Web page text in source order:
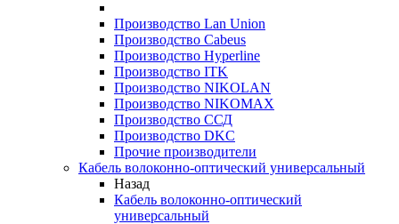
Производство Lan Union
Производство Cabeus
Производство Hyperline
Производство ITK
Производство NIKOLAN
Производство NIKOMAX
Производство ССД
Производство DKC
Прочие производители
Кабель волоконно-оптический универсальный
Назад
Кабель волоконно-оптический
универсальный